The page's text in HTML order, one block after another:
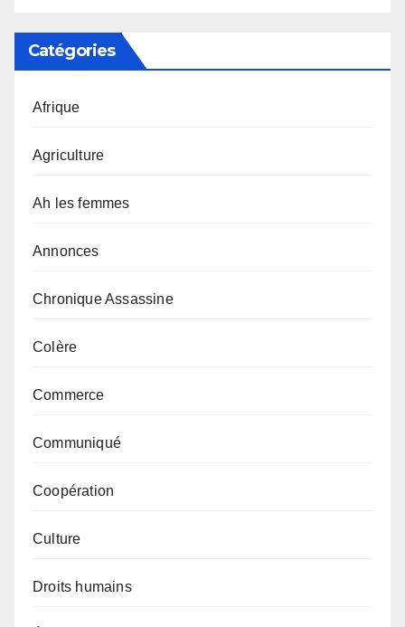
Catégories
Afrique
Agriculture
Ah les femmes
Annonces
Chronique Assassine
Colère
Commerce
Communiqué
Coopération
Culture
Droits humains